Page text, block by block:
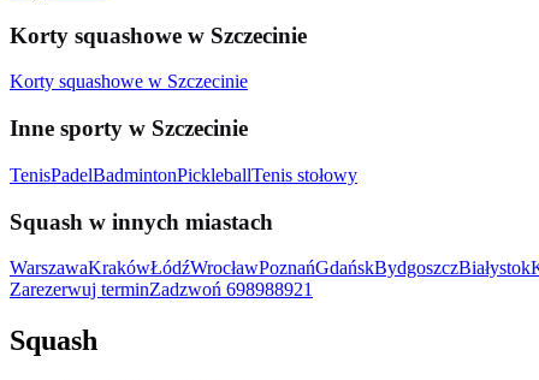
Korty squashowe w Szczecinie
Korty squashowe w Szczecinie
Inne sporty w Szczecinie
TenisPadelBadmintonPickleballTenis stołowy
Squash w innych miastach
WarszawaKrakówŁódźWrocławPoznańGdańskBydgoszczBiałystok
Zarezerwuj terminZadzwoń 698988921
Squash